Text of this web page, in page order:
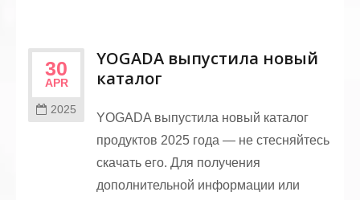
30
APR
2025
YOGADA выпустила новый
каталог
YOGADA выпустила новый каталог
продуктов 2025 года — не стесняйтесь
скачать его. Для получения
дополнительной информации или